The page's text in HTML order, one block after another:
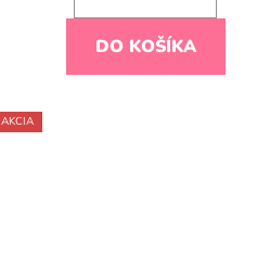
DO KOŠÍKA
AKCIA